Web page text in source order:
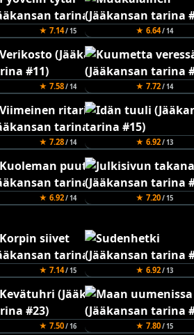
★ 7.14/ 15 ★ 6.64/ 14
★ 7.58/ 14 ★ 7.72/ 14
★ 7.28/ 14 ★ 6.92/ 13
★ 6.92/ 14 ★ 7.20/ 15
★ 7.14/ 15 ★ 6.92/ 13
★ 7.50/ 16 ★ 7.80/ 15